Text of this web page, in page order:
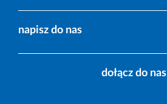
napisz do nas
dołącz do nas